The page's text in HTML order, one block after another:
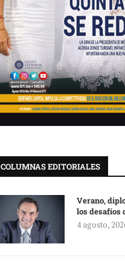
COLUMNAS EDITORIALES
Verano,
los desafíos
4 agosto,